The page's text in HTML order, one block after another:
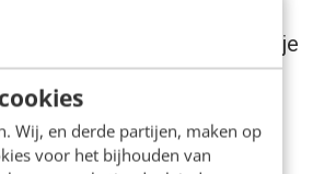
Wij, en derde partijen, maken op
voor het bijhouden van
zaken over waarmee je je